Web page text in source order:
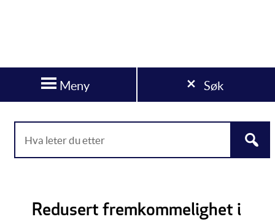
Meny Søk
Redusert fremkommelighet i